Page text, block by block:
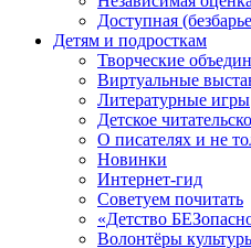
Доступная
Детям и подросткам
Творческие
Виртуальные
Литературные игры
Детское
О писателях и не
Новинки
Интернет-гид
Советуем почитать
«Детство
Волонтёры